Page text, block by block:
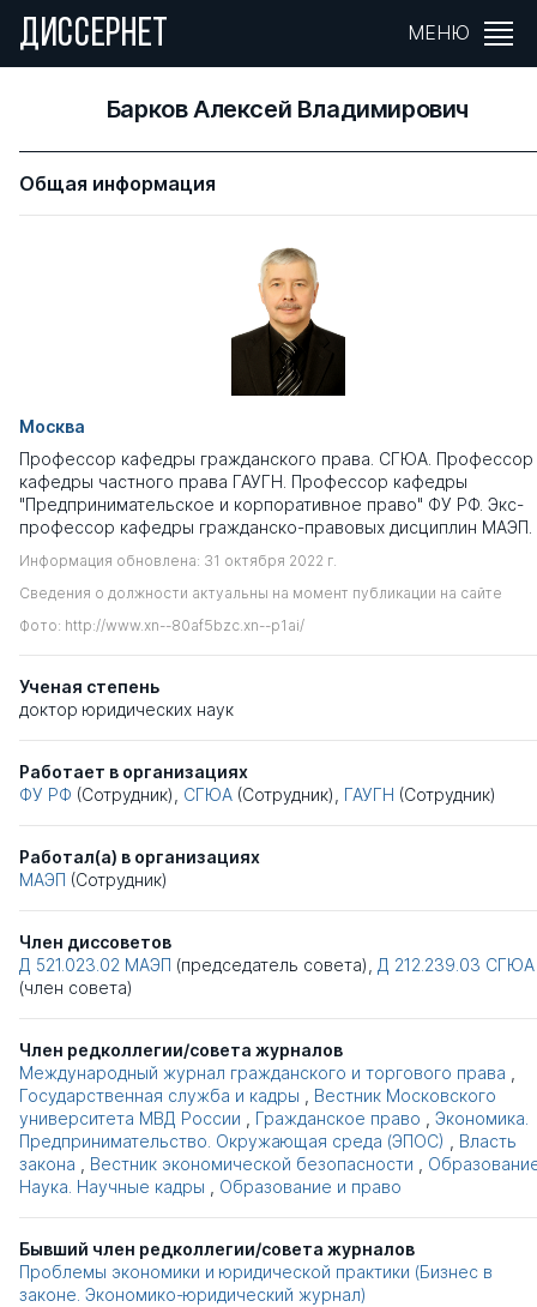
ДИССЕРНЕТ МЕНЮ
Барков Алексей Владимирович
Общая информация
Москва
Профессор кафедры гражданского права. СГЮА. Профессор
кафедры частного права ГАУГН. Профессор кафедры
"Предпринимательское и корпоративное право" ФУ РФ. Экс-
профессор кафедры гражданско-правовых дисциплин МАЭП.
Информация обновлена: 31 октября 2022 г.
Сведения о должности актуальны на момент публикации на сайте
Фото: http://www.xn--80af5bzc.xn--p1ai/
Ученая степень
доктор юридических наук
Работает в организациях
ФУ РФ (Сотрудник), СГЮА (Сотрудник), ГАУГН (Сотрудник)
Работал(а) в организациях
МАЭП (Сотрудник)
Член диссоветов
Д 521.023.02 МАЭП (председатель совета), Д 212.239.03 СГЮА
(член совета)
Член редколлегии/совета журналов
Международный журнал гражданского и торгового права
Государственная служба и кадры
Вестник Московского
университета МВД России
Гражданское право
Экономика.
Предпринимательство. Окружающая среда (ЭПОС)
Власть
закона
Вестник экономической безопасности
Наука. Научные кадры
Образование и право
Бывший член редколлегии/совета журналов
Проблемы экономики и юридической практики (Бизнес в
законе. Экономико-юридический журнал)